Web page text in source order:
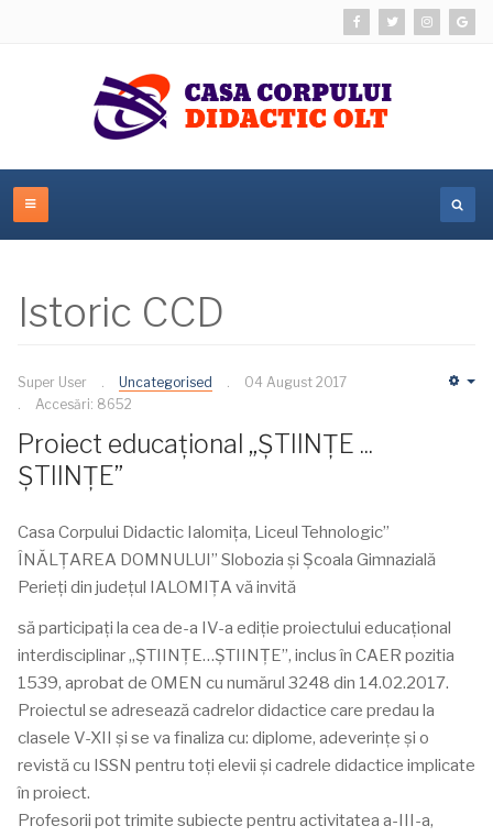
Istoric CCD
Super User Uncategorised
04 August 2017
Accesări: 8652
Proiect educațional „ȘTIINȚE ...
ȘTIINȚE”
Casa Corpului Didactic Ialomița, Liceul Tehnologic”
ÎNĂLŢAREA DOMNULUI” Slobozia şi Şcoala Gimnazială
Perieţi din judeţul IALOMIŢA vă invită
să participați la cea de-a IV-a ediţie proiectului educațional
interdisciplinar „ŞTIINŢE…ŞTIINŢE”, inclus în CAER pozitia
1539, aprobat de OMEN cu numărul 3248 din 14.02.2017.
Proiectul se adresează cadrelor didactice care predau la
clasele V-XII şi se va finaliza cu: diplome, adeverinţe şi o
revistă cu ISSN pentru toţi elevii şi cadrele didactice implicate
în proiect.
Profesorii pot trimite subiecte pentru activitatea a-III-a,